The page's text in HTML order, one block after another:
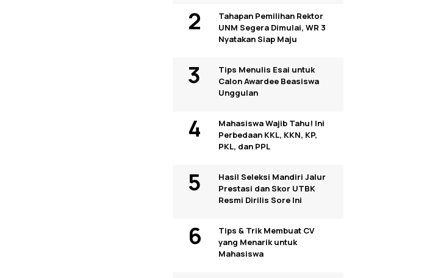
Tahapan Pemilihan Rektor
UNM Segera Dimulai, WR 3
Nyatakan Siap Maju
Tips Menulis Esai untuk
Calon Awardee Beasiswa
Unggulan
Mahasiswa Wajib Tahu! Ini
Perbedaan KKL, KKN, KP,
PKL, dan PPL
Hasil Seleksi Mandiri Jalur
Prestasi dan Skor UTBK
Resmi Dirilis Sore Ini
Tips & Trik Membuat CV
yang Menarik untuk
Mahasiswa